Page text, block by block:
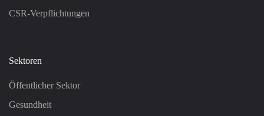
CSR-Verpflichtungen
Sektoren
Öffentlicher Sektor
Gesundheit